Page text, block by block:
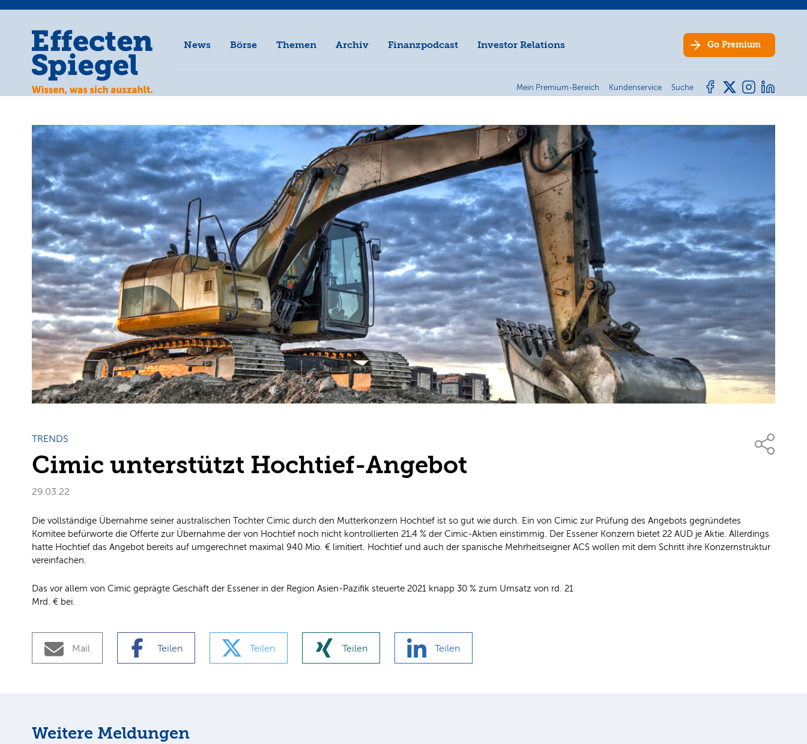
News Börse Themen Archiv Finanzpodcast Investor Relations Go Premium
Mein Premium-Bereich Kundenservice Suche
TRENDS
Cimic unterstützt Hochtief-Angebot
29.03.22
Die vollständige Übernahme seiner australischen Tochter Cimic durch den Mutterkonzern Hochtief ist so gut wie durch. Ein von Cimic zur Prüfung des Angebots gegründetes
Komitee befürworte die Offerte zur Übernahme der von Hochtief noch nicht kontrollierten 21,4 % der Cimic-Aktien einstimmig. Der Essener Konzern bietet 22 AUD je Aktie. Allerdings
hatte Hochtief das Angebot bereits auf umgerechnet maximal 940 Mio. € limitiert. Hochtief und auch der spanische Mehrheitseigner ACS wollen mit dem Schritt ihre Konzernstruktur
vereinfachen.
Das vor allem von Cimic geprägte Geschäft der Essener in der Region Asien-Pazifik steuerte 2021 knapp 30 % zum Umsatz von rd. 21
Mrd. € bei.
Mail Teilen Teilen Teilen Teilen
Weitere Meldungen